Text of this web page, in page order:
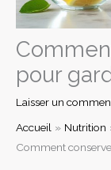
pour
Laisser un
Accueil
Nutrition
Comment